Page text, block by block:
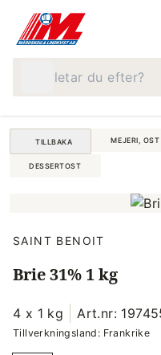
TILLBAKA MEJERI, OST
DESSERTOST
SAINT BENOIT
Brie 31% 1 kg
4 x 1 kg Art.nr:
Tillverkningsland: Frankrike